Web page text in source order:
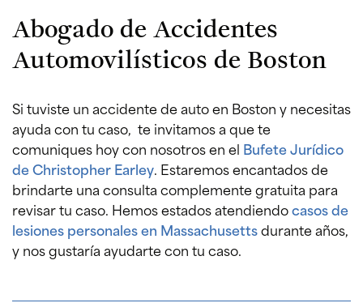
Abogado de Accidentes
Automovilísticos de Boston
Si tuviste un accidente de auto en Boston y necesitas
ayuda con tu caso, te invitamos a que te
comuniques hoy con nosotros en el Bufete Jurídico
de Christopher Earley. Estaremos encantados de
brindarte una consulta complemente gratuita para
revisar tu caso. Hemos estados atendiendocasos de
lesiones personales en Massachusettsdurante años,
y nos gustaría ayudarte con tu caso.